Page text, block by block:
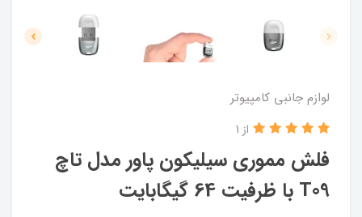
لوازم جانبی کامپیوتر
فلش مموری سیلیکون پاور مدل تاچ
T09 با ظرفیت 64 گیگابایت
از 1